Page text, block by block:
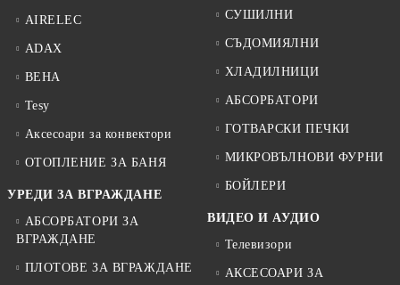
AIRELEC
ADAX
BEHA
Tesy
Аксесоари за конвектори
ОТОПЛЕНИЕ ЗА БАНЯ
УРЕДИ ЗА ВГРАЖДАНЕ
АБСОРБАТОРИ ЗА
ВГРАЖДАНЕ
ПЛОТОВЕ ЗА ВГРАЖДАНЕ
СУШИЛНИ
СЪДОМИЯЛНИ
ХЛАДИЛНИЦИ
АБСОРБАТОРИ
ГОТВАРСКИ ПЕЧКИ
МИКРОВЪЛНОВИ ФУРНИ
БОЙЛЕРИ
ВИДЕО И АУДИО
Телевизори
АКСЕСОАРИ ЗА